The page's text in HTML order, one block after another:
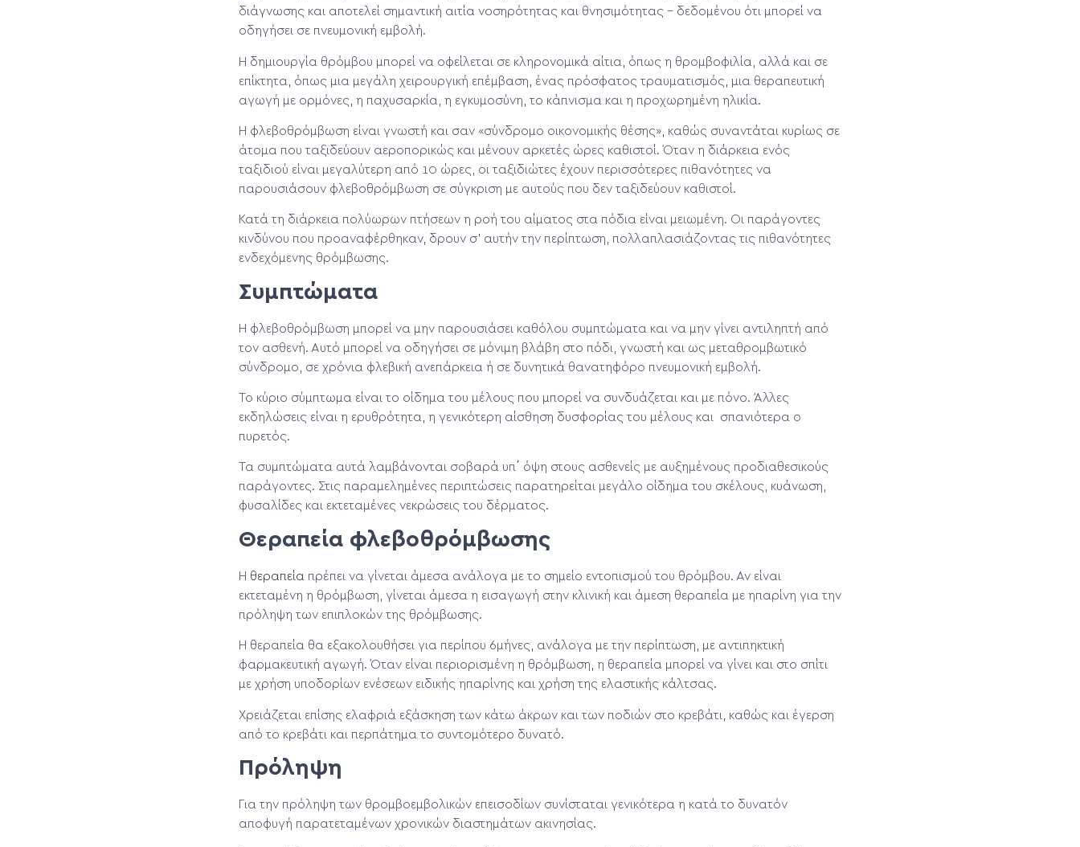
διάγνωσης και αποτελεί σημαντική αιτία νοσηρότητας και θνησιμότητας – δεδομένου ότι μπορεί να
οδηγήσει σε πνευμονική εμβολή.
Η δημιουργία θρόμβου μπορεί να οφείλεται σε κληρονομικά αίτια, όπως η θρομβοφιλία, αλλά και σε
επίκτητα, όπως μια μεγάλη χειρουργική επέμβαση, ένας πρόσφατος τραυματισμός, μια θεραπευτική
αγωγή με ορμόνες, η παχυσαρκία, η εγκυμοσύνη, το κάπνισμα και η προχωρημένη ηλικία.
Η φλεβοθρόμβωση είναι γνωστή και σαν «σύνδρομο οικονομικής θέσης», καθώς συναντάται κυρίως σε
άτομα που ταξιδεύουν αεροπορικώς και μένουν αρκετές ώρες καθιστοί. Όταν η διάρκεια ενός
ταξιδιού είναι μεγαλύτερη από 10 ώρες, οι ταξιδιώτες έχουν περισσότερες πιθανότητες να
παρουσιάσουν φλεβοθρόμβωση σε σύγκριση με αυτούς που δεν ταξιδεύουν καθιστοί.
Κατά τη διάρκεια πολύωρων πτήσεων η ροή του αίματος στα πόδια είναι μειωμένη. Οι παράγοντες
κινδύνου που προαναφέρθηκαν, δρουν σ’ αυτήν την περίπτωση, πολλαπλασιάζοντας τις πιθανότητες
ενδεχόμενης θρόμβωσης.
Συμπτώματα
Η φλεβοθρόμβωση μπορεί να μην παρουσιάσει καθόλου συμπτώματα και να μην γίνει αντιληπτή από
τον ασθενή. Αυτό μπορεί να οδηγήσει σε μόνιμη βλάβη στο πόδι, γνωστή και ως μεταθρομβωτικό
σύνδρομο, σε χρόνια φλεβική ανεπάρκεια ή σε δυνητικά θανατηφόρο πνευμονική εμβολή.
Το κύριο σύμπτωμα είναι το οίδημα του μέλους που μπορεί να συνδυάζεται και με πόνο. Άλλες
εκδηλώσεις είναι η ερυθρότητα, η γενικότερη αίσθηση δυσφορίας του μέλους και σπανιότερα ο
πυρετός.
Τα συμπτώματα αυτά λαμβάνονται σοβαρά υπ΄ όψη στους ασθενείς με αυξημένους προδιαθεσικούς
παράγοντες. Στις παραμελημένες περιπτώσεις παρατηρείται μεγάλο οίδημα του σκέλους, κυάνωση,
φυσαλίδες και εκτεταμένες νεκρώσεις του δέρματος.
Θεραπεία φλεβοθρόμβωσης
Η θεραπεία πρέπει να γίνεται άμεσα ανάλογα με το σημείο εντοπισμού του θρόμβου. Αν είναι
εκτεταμένη η θρόμβωση, γίνεται άμεσα η εισαγωγή στην κλινική και άμεση θεραπεία με ηπαρίνη για την
πρόληψη των επιπλοκών της θρόμβωσης.
Η θεραπεία θα εξακολουθήσει για περίπου 6μήνες, ανάλογα με την περίπτωση, με αντιπηκτική
φαρμακευτική αγωγή. Όταν είναι περιορισμένη η θρόμβωση, η θεραπεία μπορεί να γίνει και στο σπίτι
με χρήση υποδορίων ενέσεων ειδικής ηπαρίνης και χρήση της ελαστικής κάλτσας.
Χρειάζεται επίσης ελαφριά εξάσκηση των κάτω άκρων και των ποδιών στο κρεβάτι, καθώς και έγερση
από το κρεβάτι και περπάτημα το συντομότερο δυνατό.
Πρόληψη
Για την πρόληψη των θρομβοεμβολικών επεισοδίων συνίσταται γενικότερα η κατά το δυνατόν
αποφυγή παρατεταμένων χρονικών διαστημάτων ακινησίας.